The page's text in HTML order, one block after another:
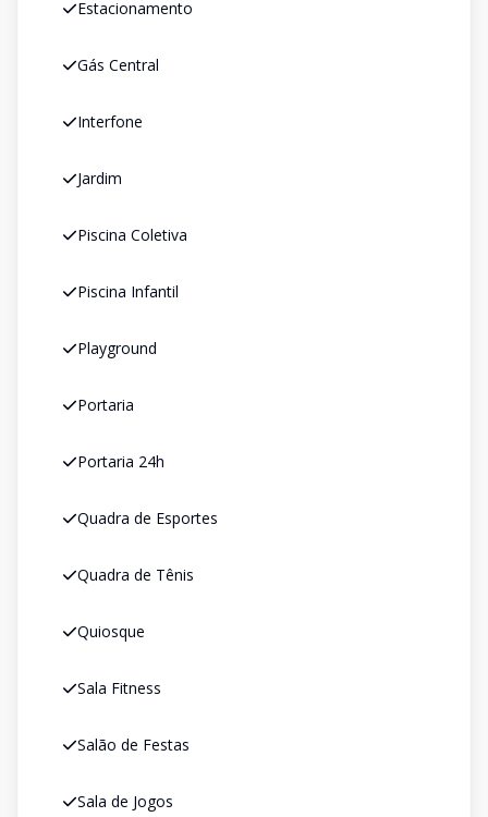
Estacionamento
Gás Central
Interfone
Jardim
Piscina Coletiva
Piscina Infantil
Playground
Portaria
Portaria 24h
Quadra de Esportes
Quadra de Tênis
Quiosque
Sala Fitness
Salão de Festas
Sala de Jogos